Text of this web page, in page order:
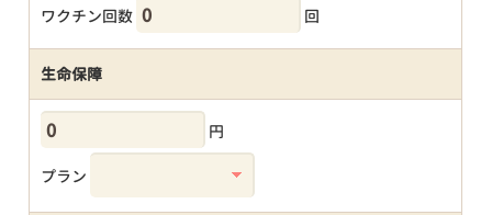
ワクチン回数
回
生命保障
円
プラン